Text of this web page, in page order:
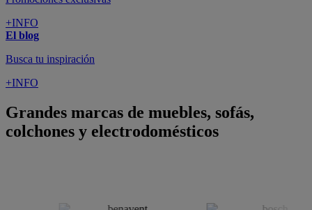
+INFO
El blog
Busca tu inspiración
+INFO
Grandes marcas de muebles, sofás,
colchones y electrodomésticos